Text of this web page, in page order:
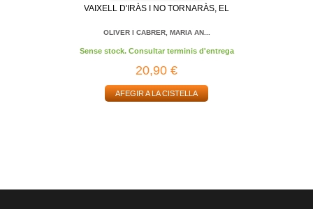
VAIXELL D'IRÀS I NO TORNARÀS, EL
OLIVER I CABRER, MARIA AN...
Sense stock. Consultar terminis d'entrega
20,90 €
AFEGIR A LA CISTELLA